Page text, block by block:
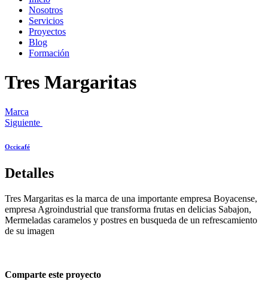
Nosotros
Servicios
Proyectos
Blog
Formación
Tres Margaritas
Marca
Siguiente
Occicafé
Detalles
Tres Margaritas es la marca de una importante empresa Boyacense,
empresa Agroindustrial que transforma frutas en delicias Sabajon,
Mermeladas caramelos y postres en busqueda de un refrescamiento
de su imagen
Comparte este proyecto